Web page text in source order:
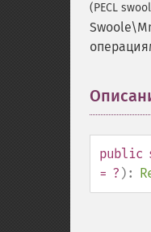
(PECL
public
= ? ):